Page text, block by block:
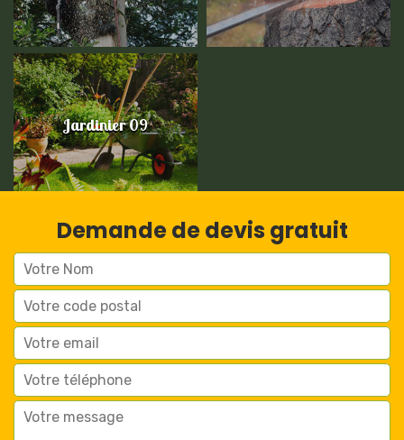
Jardinier 09
Demande de devis gratuit